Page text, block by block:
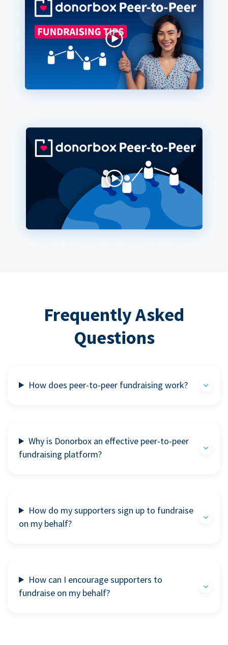
Frequently Asked
Questions
How does peer-to-peer fundraising work?
Why is Donorbox an effective peer-to-peer
fundraising platform?
How do my supporters sign up to fundraise
on my behalf?
How can I encourage supporters to
fundraise on my behalf?